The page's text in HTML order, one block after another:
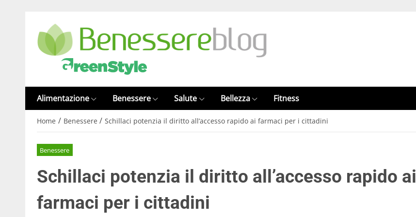
Alimentazione Benessere Salute Bellezza Fitness
Home / Benessere / Schillaci potenzia il diritto all’accesso rapido ai farmaci per i cittadini
Benessere
Schillaci potenzia il diritto all’accesso rapido ai
farmaci per i cittadini